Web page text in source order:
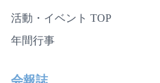
活動・イベント TOP
年間行事
会報誌